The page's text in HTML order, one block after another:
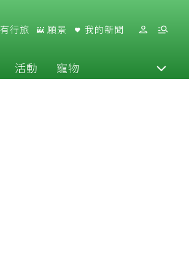
有行旅 願景 我的新聞
活動 寵物